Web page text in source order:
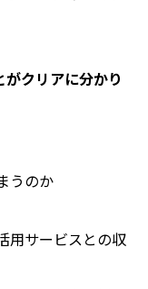
クリアに分かり
うのか
用サービスとの収